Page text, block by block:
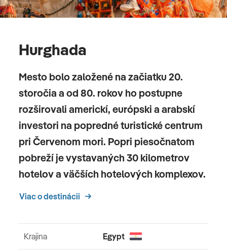
Hurghada
Mesto bolo založené na začiatku 20.
storočia a od 80. rokov ho postupne
rozširovali americkí, európski a arabskí
investori na popredné turistické centrum
pri Červenom mori. Popri piesočnatom
pobreží je vystavaných 30 kilometrov
hotelov a väčších hotelových komplexov.
Viac o destinácii
Krajina Egypt